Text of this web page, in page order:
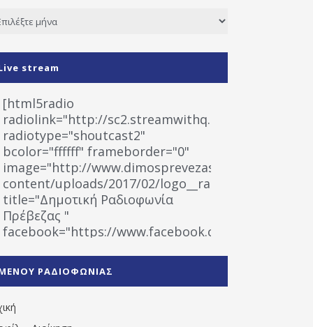
stream
[html5radio
radiolink="http://sc2.streamwithq.com:8028/
radiotype="shoutcast2"
bcolor="ffffff" frameborder="0"
image="http://www.dimosprevezas.gr/wp-
content/uploads/2017/02/logo__radiofonias.jpg"
title="Δημοτική Ραδιοφωνία
Πρέβεζας "
facebook="https://www.facebook.com/
1531194763766854/" artist="" ]
ΡΑΔΙΟΦΩΝΙΑΣ